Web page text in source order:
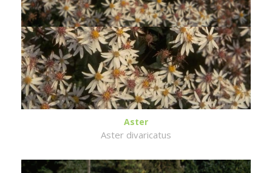
Aster
Aster divaricatus